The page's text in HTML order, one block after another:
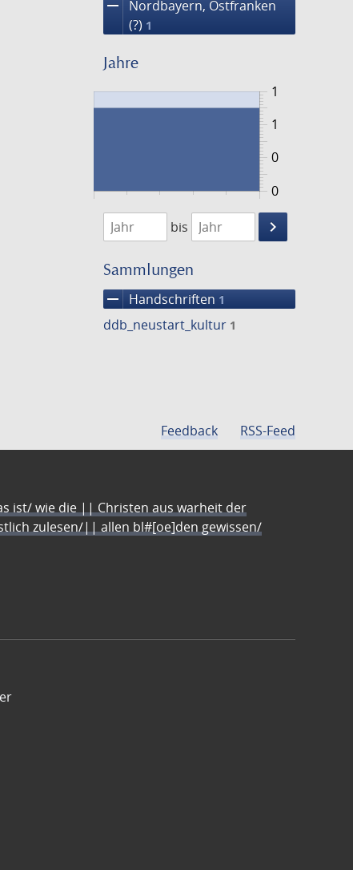
remove
Nordbayern, Ostfranken
(?) 1
Jahre
0
1
0
1
1474
1475
bis
keyboard_arrow_right
Suche
Sammlungen
remove Handschriften 1
ddb_neustart_kultur 1
Feedback RSS-Feed
ist/ wie die || Christen aus warheit der
zulesen/|| allen bl#[oe]den gewissen/